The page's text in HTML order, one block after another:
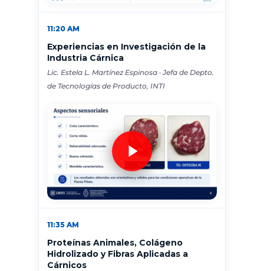
11:20 AM
Experiencias en Investigación de la
Industria Cárnica
Lic. Estela L. Martínez Espinosa · Jefa de Depto.
de Tecnologías de Producto, INTI
11:35 AM
Proteínas Animales, Colágeno
Hidrolizado y Fibras Aplicadas a
Cárnicos